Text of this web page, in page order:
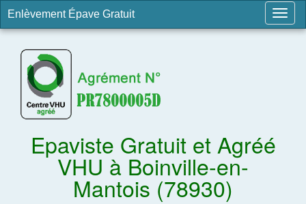
Enlèvement Épave Gratuit
Epaviste Gratuit et Agréé
VHU à Boinville-en-
Mantois (78930)